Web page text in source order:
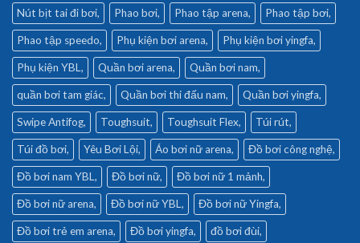
Nút bịt tai đi bơi Phao bơi Phao tập arena Phao tập bơi
Phao tập speedo Phụ kiện bơi arena Phụ kiện bơi yingfa
Phụ kiện YBL Quần bơi arena Quần bơi nam
quần bơi tam giác Quần bơi thi đấu nam Quần bơi yingfa
Swipe Antifog Toughsuit Toughsuit Flex Túi rút
Túi đồ bơi Yêu Bơi Lội Áo bơi nữ arena Đồ bơi công nghệ
Đồ bơi nam YBL Đồ bơi nữ Đồ bơi nữ 1 mảnh
Đồ bơi nữ arena Đồ bơi nữ YBL Đồ bơi nữ Yingfa
Đồ bơi trẻ em arena Đồ bơi yingfa đồ bơi đùi